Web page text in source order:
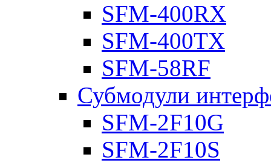
SFM-400RX
SFM-400TX
SFM-58RF
Субмодули
SFM-2F10G
SFM-2F10S